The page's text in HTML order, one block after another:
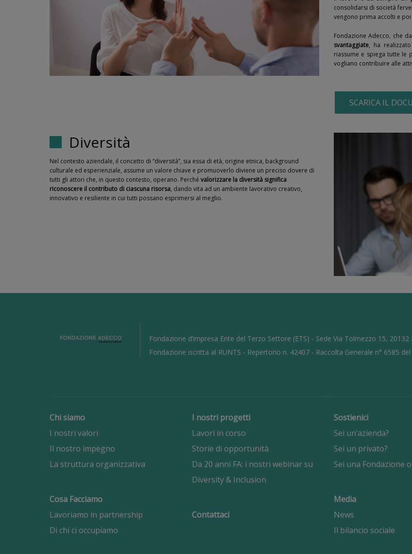
consolidarsi di società
vengono prima accolti e
Fondazione Adecco, che
svantaggiate, ha realizzato
riassume e spiega tutte le
vogliano contribuire alle
SCARICA IL
Diversità
Nel contesto aziendale, il concetto di “diversità”, sia essa di età, origine etnica, background
culturale ed esperienziale, assume un valore chiave e promuoverlo diviene un preciso dovere di
tutti gli attori che, in questo contesto, operano. Perché valorizzare la diversità significa
riconoscere il contributo di ciascuna risorsa, dando vita ad un ambiente lavorativo creativo,
innovativo e resiliente in cui tutti possano esprimersi al meglio.
Fondazione d’impresa Ente del Terzo Settore (ETS) - Sede Via Tolmezzo 15, 20132
Fondazione iscritta al RUNTS - Repertorio n. 42407 - Raccolta Generale n° 6585
Chi siamo
I nostri valori
Il nostro impegno
La struttura organizzativa
Cosa Facciamo
Lavoriamo in partnership
Di chi ci occupiamo
I nostri progetti
Lavori in corso
Storie di opportunità
Da 20 anni FA: i nostri webinar su
Diversity & Inclusion
Contattaci
Sostienici
Sei un’azienda?
Sei un privato?
Sei una Fondazione
Media
News
Il bilancio sociale